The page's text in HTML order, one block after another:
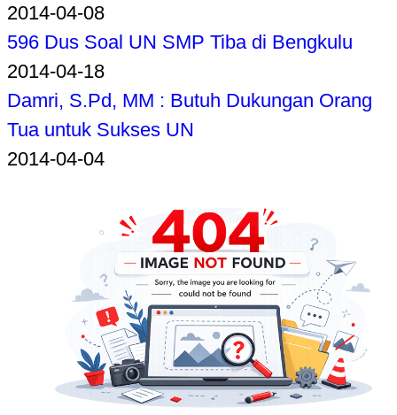
2014-04-08
596 Dus Soal UN SMP Tiba di Bengkulu
2014-04-18
Damri, S.Pd, MM : Butuh Dukungan Orang
Tua untuk Sukses UN
2014-04-04